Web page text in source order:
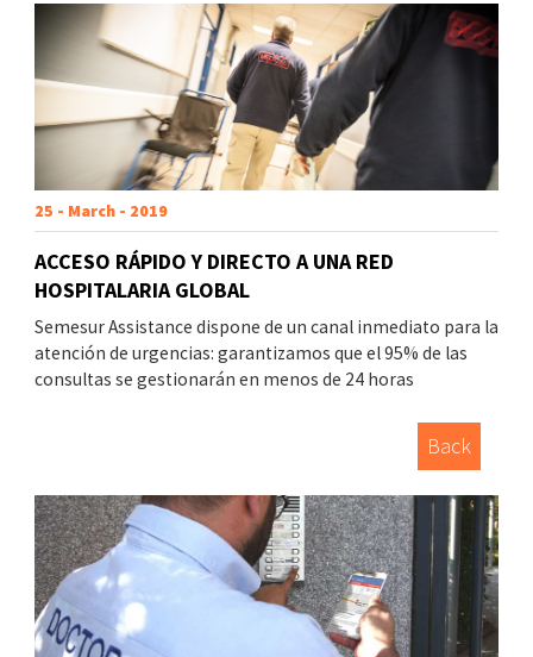
25 - March - 2019
ACCESO RÁPIDO Y DIRECTO A UNA RED
HOSPITALARIA GLOBAL
Semesur Assistance dispone de un canal inmediato para la
atención de urgencias: garantizamos que el 95% de las
consultas se gestionarán en menos de 24 horas
Back